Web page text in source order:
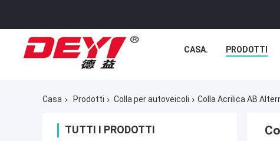
CASA. PRODOTTI
Casa Prodotti Colla per autoveicoli Colla Acrilica AB
TUTTI I PRODOTTI